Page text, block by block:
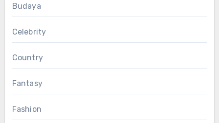
Budaya
Celebrity
Country
Fantasy
Fashion